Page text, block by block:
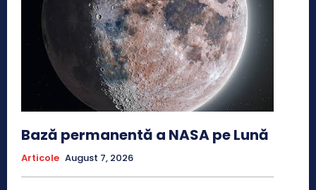
Bază permanentă a NASA pe Lună
Articole August 7, 2026